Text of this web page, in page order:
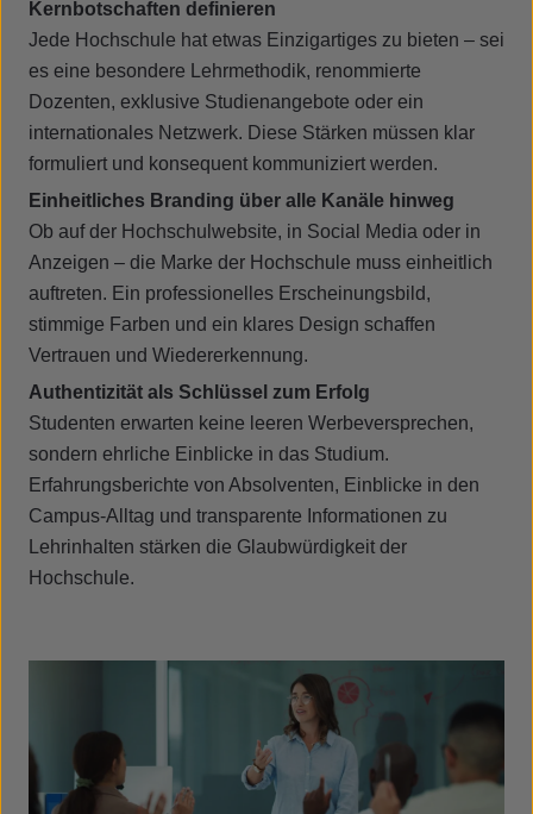
Kernbotschaften definieren
Jede Hochschule hat etwas Einzigartiges zu bieten – sei
es eine besondere Lehrmethodik, renommierte
Dozenten, exklusive Studienangebote oder ein
internationales Netzwerk. Diese Stärken müssen klar
formuliert und konsequent kommuniziert werden.
Einheitliches Branding über alle Kanäle hinweg
Ob auf der Hochschulwebsite, in Social Media oder in
Anzeigen – die Marke der Hochschule muss einheitlich
auftreten. Ein professionelles Erscheinungsbild,
stimmige Farben und ein klares Design schaffen
Vertrauen und Wiedererkennung.
Authentizität als Schlüssel zum Erfolg
Studenten erwarten keine leeren Werbeversprechen,
sondern ehrliche Einblicke in das Studium.
Erfahrungsberichte von Absolventen, Einblicke in den
Campus-Alltag und transparente Informationen zu
Lehrinhalten stärken die Glaubwürdigkeit der
Hochschule.